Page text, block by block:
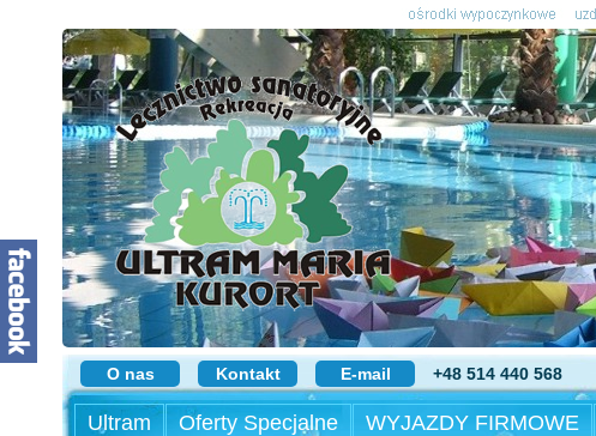
O nas Kontakt E-mail +48 514 440 568
Ultram Oferty Specjalne WYJAZDY FIRMOWE